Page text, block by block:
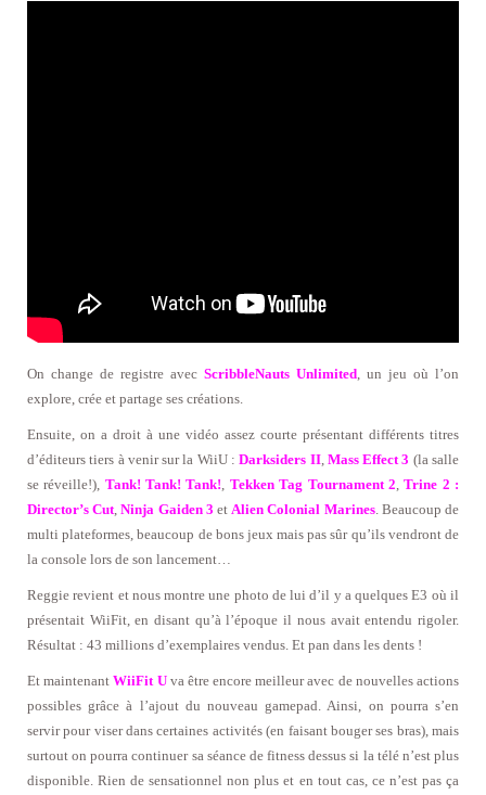
On change de registre avec ScribbleNauts Unlimited , un jeu où l’on
explore, crée et partage ses créations.
Ensuite, on a droit à une vidéo assez courte présentant différents titres
d’éditeurs tiers à venir sur la WiiU :Darksiders II, Mass Effect 3 (la salle
se réveille!), Tank! Tank! Tank! Tekken Tag Tournament 2 ,Trine 2 :
Director’s Cut ,Ninja Gaiden 3 et Alien Colonial Marines. Beaucoup de
multi plateformes, beaucoup de bons jeux mais pas sûr qu’ils vendront de
la console lors de son lancement…
Reggie revient et nous montre une photo de lui d’il y a quelques E3 où il
présentait WiiFit, en disant qu’à l’époque il nous avait entendu rigoler.
Résultat : 43 millions d’exemplaires vendus. Et pan dans les dents !
Et maintenantWiiFit Uva être encore meilleur avec de nouvelles actions
possibles grâce à l’ajout du nouveau gamepad. Ainsi, on pourra s’en
servir pour viser dans certaines activités (en faisant bouger ses bras), mais
surtout on pourra continuer sa séance de fitness dessus si la télé n’est plus
disponible. Rien de sensationnel non plus et en tout cas, ce n’est pas ça